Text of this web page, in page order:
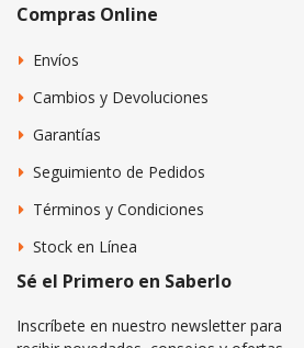
Compras Online
Envíos
Cambios y Devoluciones
Garantías
Seguimiento de Pedidos
Términos y Condiciones
Stock en Línea
Sé el Primero en Saberlo
Inscríbete en nuestro newsletter para